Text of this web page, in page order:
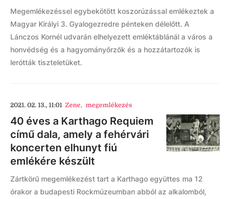
Megemlékezéssel egybekötött koszorúzással emlékeztek a
Magyar Királyi 3. Gyalogezredre pénteken délelőtt. A
Lánczos Kornél udvarán elhelyezett emléktáblánál a város a
honvédség és a hagyományőrzők és a hozzátartozók is
lerótták tiszteletüket.
2021. 02. 13., 11:01 Zene, megemlékezés
40 éves a Karthago Requiem
című dala, amely a fehérvári
koncerten elhunyt fiú
emlékére készült
Zártkörű megemlékezést tart a Karthago együttes ma 12
órakor a budapesti Rockmúzeumban abból az alkalomból,